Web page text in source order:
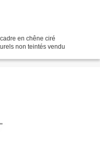
en chêne ciré
non teintés vendu